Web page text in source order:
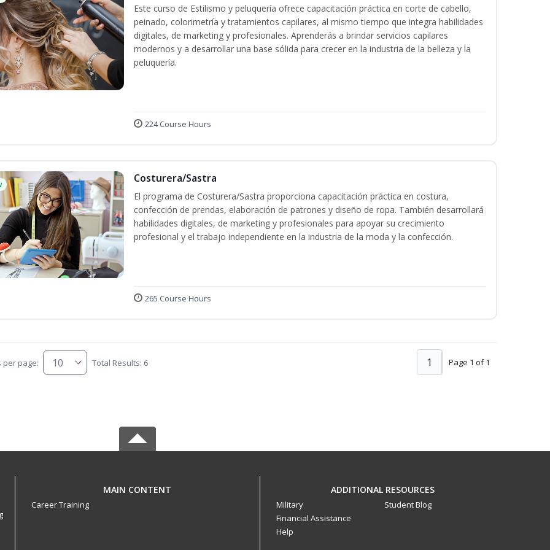
Este curso de Estilismo y peluquería ofrece capacitación práctica en corte de cabello,
peinado, colorimetría y tratamientos capilares, al mismo tiempo que integra habilidades
digitales, de marketing y profesionales. Aprenderás a brindar servicios capilares
modernos y a desarrollar una base sólida para crecer en la industria de la belleza y la
peluquería.
224 Course Hours
Costurera/Sastra
El programa de Costurera/Sastra proporciona capacitación práctica en costura,
confección de prendas, elaboración de patrones y diseño de ropa. También desarrollará
habilidades digitales, de marketing y profesionales para apoyar su crecimiento
profesional y el trabajo independiente en la industria de la moda y la confección.
265 Course Hours
per page: Total Results: 6 Page 1 of 1
1
MAIN CONTENT
Career Training
ADDITIONAL RESOURCES
Military
Financial Assistance
Help
Student Blog